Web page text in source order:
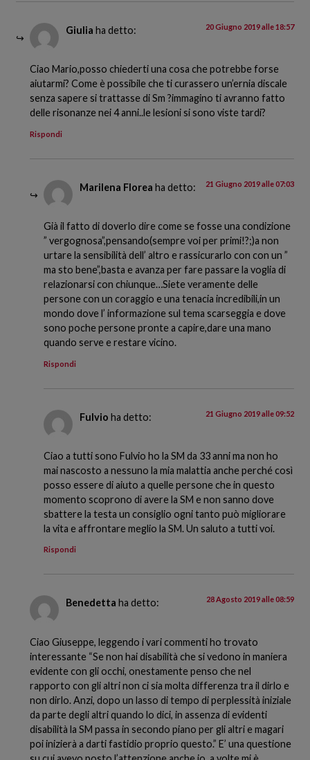
Giulia ha detto: 20 Giugno 2019 alle 18:57
Ciao Mario,posso chiederti una cosa che potrebbe forse
aiutarmi? Come è possibile che ti curassero un’ernia discale
senza sapere si trattasse di Sm ?immagino ti avranno fatto
delle risonanze nei 4 anni..le lesioni si sono viste tardi?
Rispondi
Marilena Florea ha detto: 21 Giugno 2019 alle 07:03
Già il fatto di doverlo dire come se fosse una condizione
” vergognosa”,pensando(sempre voi per primi!?;)a non
urtare la sensibilità dell’ altro e rassicurarlo con con un ”
ma sto bene”,basta e avanza per fare passare la voglia di
relazionarsi con chiunque…Siete veramente delle
persone con un coraggio e una tenacia incredibili,in un
mondo dove l’ informazione sul tema scarseggia e dove
sono poche persone pronte a capire,dare una mano
quando serve e restare vicino.
Rispondi
Fulvio ha detto: 21 Giugno 2019 alle 09:52
Ciao a tutti sono Fulvio ho la SM da 33 anni ma non ho
mai nascosto a nessuno la mia malattia anche perché così
posso essere di aiuto a quelle persone che in questo
momento scoprono di avere la SM e non sanno dove
sbattere la testa un consiglio ogni tanto può migliorare
la vita e affrontare meglio la SM. Un saluto a tutti voi.
Rispondi
Benedetta ha detto: 28 Agosto 2019 alle 08:59
Ciao Giuseppe, leggendo i vari commenti ho trovato
interessante “Se non hai disabilità che si vedono in maniera
evidente con gli occhi, onestamente penso che nel
rapporto con gli altri non ci sia molta differenza tra il dirlo e
non dirlo. Anzi, dopo un lasso di tempo di perplessità iniziale
da parte degli altri quando lo dici, in assenza di evidenti
disabilità la SM passa in secondo piano per gli altri e magari
poi inizierà a darti fastidio proprio questo.” E’ una questione